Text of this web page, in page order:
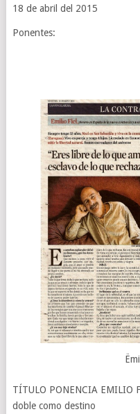
18 de abril del 2015
Ponentes:
TÍTULO PONENCIA EMILIO
doble como destino